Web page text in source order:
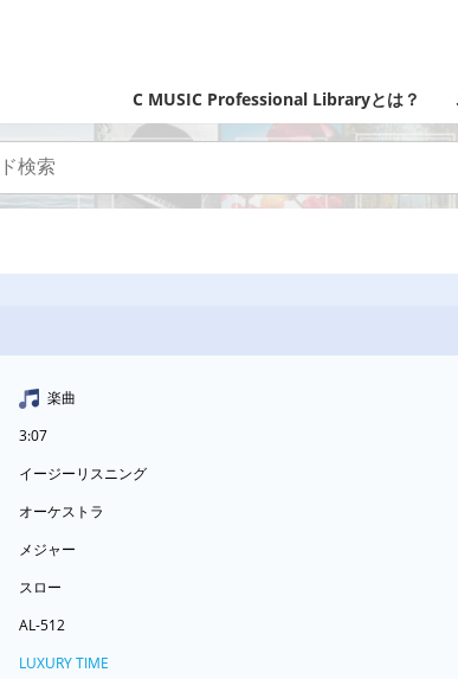
C MUSIC Professional Libraryとは？
楽曲
3:07
イージーリスニング
オーケストラ
メジャー
スロー
AL-512
LUXURY TIME